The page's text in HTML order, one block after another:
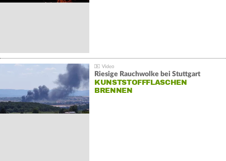
Riesige Rauchwolke bei Stuttgart
KUNSTSTOFFFLASCHEN
BRENNEN